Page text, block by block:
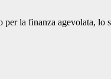
la finanza agevolata,